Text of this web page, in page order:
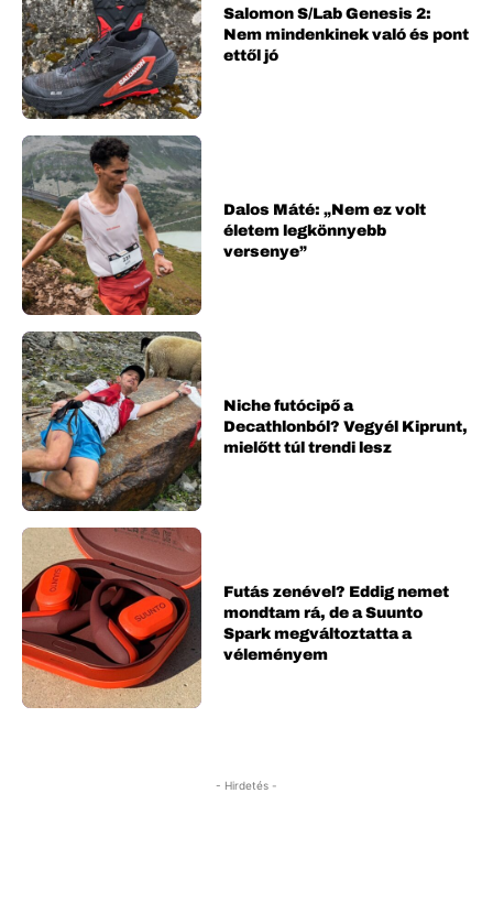
Salomon S/Lab Genesis 2:
Nem mindenkinek való és pont
ettől jó
Dalos Máté: „Nem ez volt
életem legkönnyebb
versenye”
Niche futócipő a
Decathlonból? Vegyél Kiprunt,
mielőtt túl trendi lesz
Futás zenével? Eddig nemet
mondtam rá, de a Suunto
Spark megváltoztatta a
véleményem
- Hirdetés -